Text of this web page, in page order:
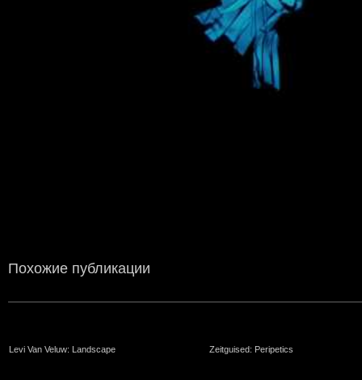
Похожие публикации
Levi Van Veluw: Landscape Zeitguised: Peripetics